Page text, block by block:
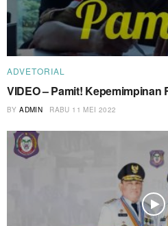
ADVETORIAL
VIDEO – Pamit! Kepemimpinan
BY ADMIN RABU 11 MEI 2022